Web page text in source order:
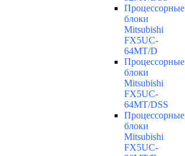
Процессорные
блоки
Mitsubishi
FX5UC-
64MT/D
Процессорные
блоки
Mitsubishi
FX5UC-
64MT/DSS
Процессорные
блоки
Mitsubishi
FX5UC-